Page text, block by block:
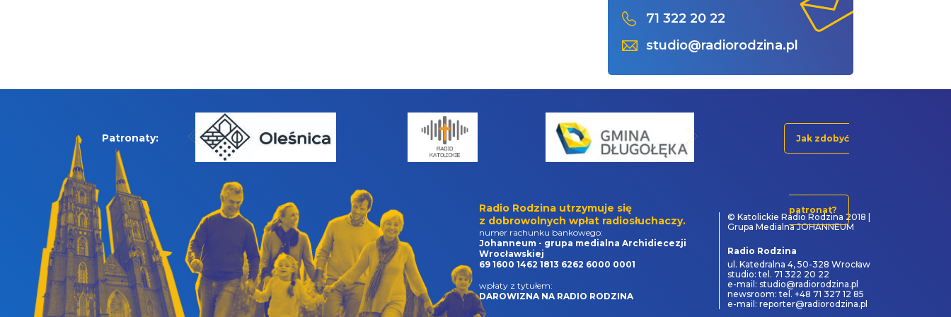
71 322 20 22
studio@radiorodzina.pl
Patronaty: Jak zdobyć
patronat?
Radio Rodzina utrzymuje się
z dobrowolnych wpłat radiosłuchaczy.
numer rachunku bankowego:
Johanneum - grupa medialna Archidiecezji
Wrocławskiej
69 1600 1462 1813 6262 6000 0001
wpłaty z tytułem:
DAROWIZNA NA RADIO RODZINA
© Katolickie Radio Rodzina 2018 |
Grupa Medialna JOHANNEUM
Radio Rodzina
ul. Katedralna 4, 50-328 Wrocław
studio: tel. 71 322 20 22
e-mail: studio@radiorodzina.pl
newsroom: tel. +48 71 327 12 85
e-mail: reporter@radiorodzina.pl